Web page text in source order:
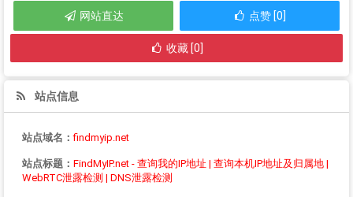
网站直达 点赞 [0]
收藏 [0]
站点信息
站点域名：findmyip.net
站点标题： FindMyIP.net - 查询我的IP地址 | 查询本机IP地址及归属地 |
WebRTC泄露检测 | DNS泄露检测